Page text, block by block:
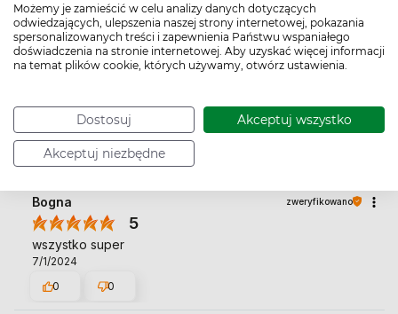
Możemy je zamieścić w celu analizy danych dotyczących
odwiedzających, ulepszenia naszej strony internetowej, pokazania
spersonalizowanych treści i zapewnienia Państwu wspaniałego
doświadczenia na stronie internetowej. Aby uzyskać więcej informacji
na temat plików cookie, których używamy, otwórz ustawienia.
Dostosuj Akceptuj wszystko
Akceptuj niezbędne
0
0
JACEK zweryfikowano
Słodzik💯👍️👍️
8/13/2024
0
0
Bogna zweryfikowano
5
wszystko super
7/1/2024
0
0